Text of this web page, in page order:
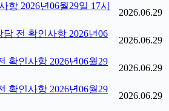
항 2026년06월29일 17시
2026.06.29
전 확인사항 2026년06
2026.06.29
확인사항 2026년06월29
2026.06.29
확인사항 2026년06월29
2026.06.29